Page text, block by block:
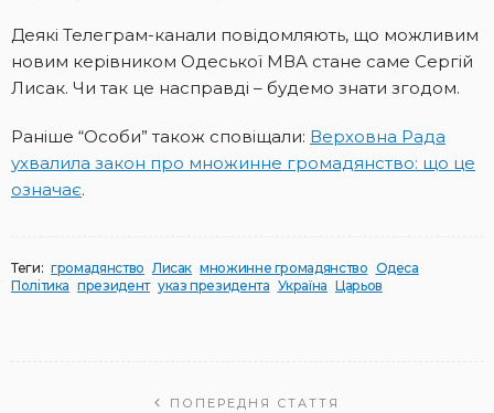
Деякі Телеграм-канали повідомляють, що можливим
новим керівником Одеської МВА стане саме Сергій
Лисак. Чи так це насправді – будемо знати згодом.
Раніше “Особи” також сповіщали: Верховна Рада
ухвалила закон про множинне громадянство: що це
означає.
Теги: громадянство Лисак множинне громадянство Одеса
Політика президент указ президента Україна Царьов
ПОПЕРЕДНЯ СТАТТЯ